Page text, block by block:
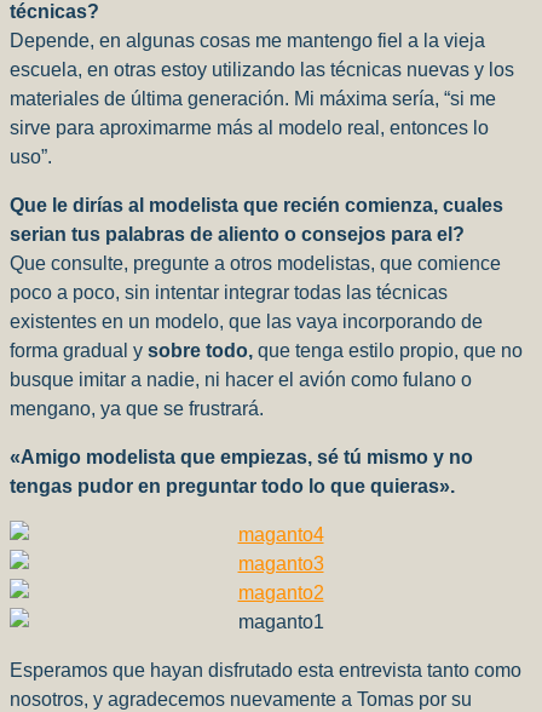
técnicas?
Depende, en algunas cosas me mantengo fiel a la vieja
escuela, en otras estoy utilizando las técnicas nuevas y los
materiales de última generación. Mi máxima sería, “si me
sirve para aproximarme más al modelo real, entonces lo
uso”.
Que le dirías al modelista que recién comienza, cuales
serian tus palabras de aliento o consejos para el?
Que consulte, pregunte a otros modelistas, que comience
poco a poco, sin intentar integrar todas las técnicas
existentes en un modelo, que las vaya incorporando de
forma gradual y sobre todo, que tenga estilo propio, que no
busque imitar a nadie, ni hacer el avión como fulano o
mengano, ya que se frustrará.
«Amigo modelista que empiezas, sé tú mismo y no
tengas pudor en preguntar todo lo que quieras».
Esperamos que hayan disfrutado esta entrevista tanto como
nosotros, y agradecemos nuevamente a Tomas por su